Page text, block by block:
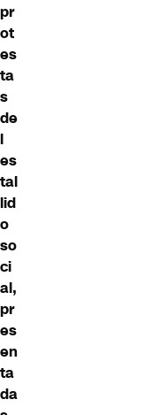
pr
ot
es
ta
s
de
l
es
tal
lid
o
so
ci
al,
pr
es
en
ta
da